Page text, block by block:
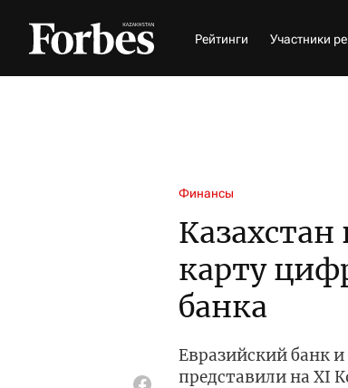
Рейтинги Участники
Финансы
карту
банка
Евразийский банк
представили на XI